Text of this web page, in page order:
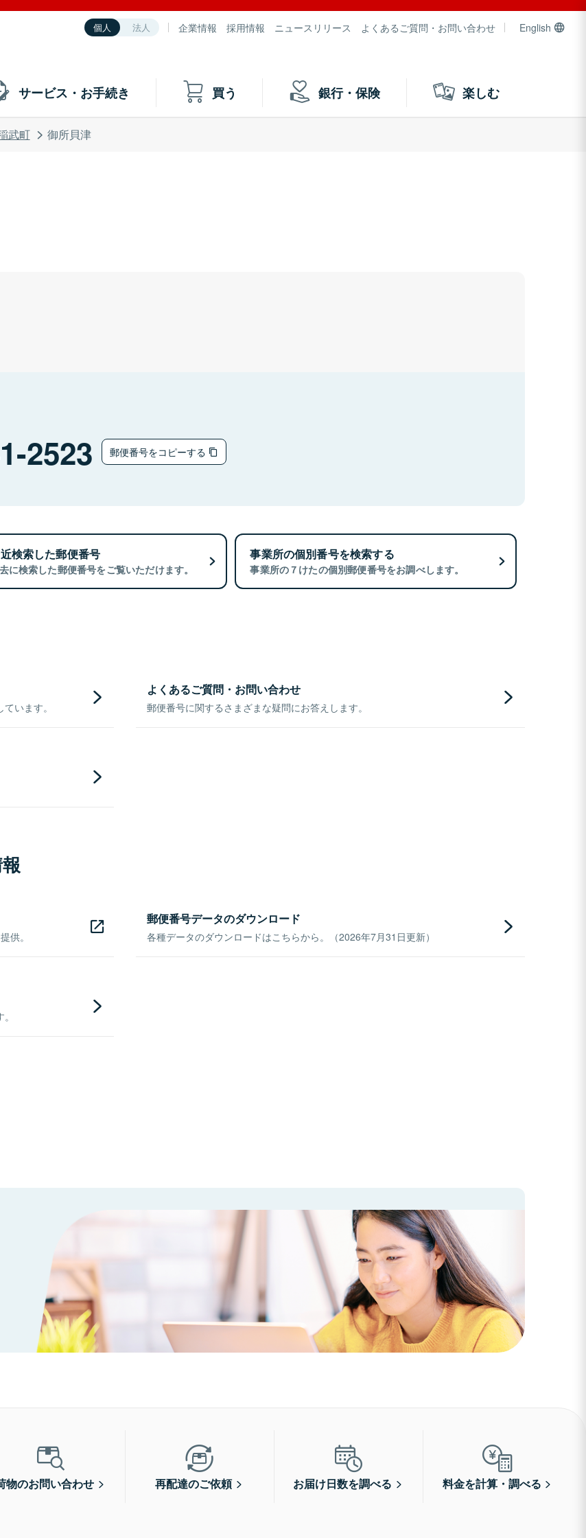
個人 法人 企業情報 採用情報 ニュースリリース よくあるご質問・お問い合わせ English
サービス・お手続き 買う 銀行・保険 楽しむ
武町 御所貝津
2523 郵便番号をコピーする
検索した郵便番号
に検索した郵便番号をご覧いただけます。
事業所の個別番号を検索する
事業所の７けたの個別郵便番号をお調べします。
います。
よくあるご質問・お問い合わせ
郵便番号に関するさまざまな疑問にお答えします。
供。
郵便番号データのダウンロード
各種データのダウンロードはこちらから。（2026年7月31日更新）
物のお問い合わせ 再配達のご依頼 お届け日数を調べる 料金を計算・調べる